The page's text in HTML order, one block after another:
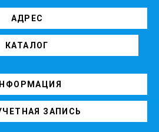
АДРЕС
КАТАЛОГ
ЗАПИСЬ